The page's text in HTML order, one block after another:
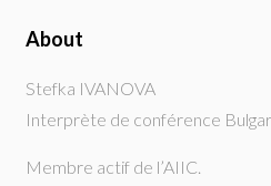
About
Stefka IVANOVA
Interprète de conférence
Membre actif de l’AIIC.